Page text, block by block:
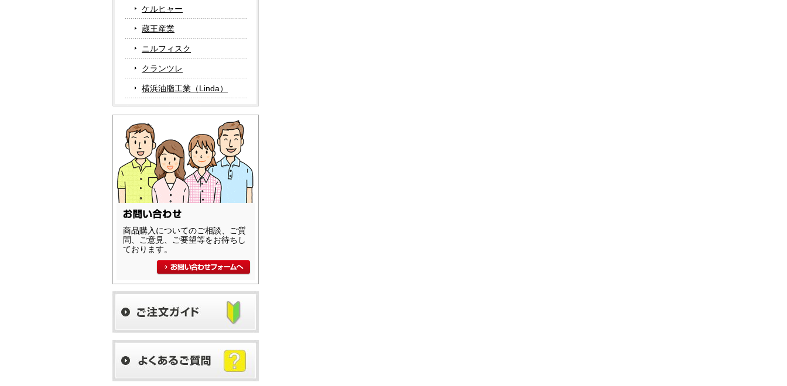
ケルヒャー
蔵王産業
ニルフィスク
クランツレ
横浜油脂工業（Linda）
商品購入についてのご相談、ご質
問、ご意見、ご要望等をお待ちし
ております。